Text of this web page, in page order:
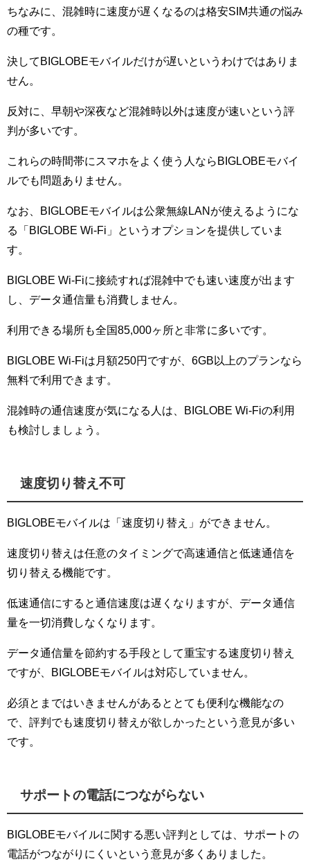
ちなみに、混雑時に速度が遅くなるのは格安SIM共通の悩み
の種です。
決してBIGLOBEモバイルだけが遅いというわけではありま
せん。
反対に、早朝や深夜など混雑時以外は速度が速いという評
判が多いです。
これらの時間帯にスマホをよく使う人ならBIGLOBEモバイ
ルでも問題ありません。
なお、BIGLOBEモバイルは公衆無線LANが使えるようにな
る「BIGLOBE Wi-Fi」というオプションを提供していま
す。
BIGLOBE Wi-Fiに接続すれば混雑中でも速い速度が出ます
し、データ通信量も消費しません。
利用できる場所も全国85,000ヶ所と非常に多いです。
BIGLOBE Wi-Fiは月額250円ですが、6GB以上のプランなら
無料で利用できます。
混雑時の通信速度が気になる人は、BIGLOBE Wi-Fiの利用
も検討しましょう。
速度切り替え不可
BIGLOBEモバイルは「速度切り替え」ができません。
速度切り替えは任意のタイミングで高速通信と低速通信を
切り替える機能です。
低速通信にすると通信速度は遅くなりますが、データ通信
量を一切消費しなくなります。
データ通信量を節約する手段として重宝する速度切り替え
ですが、BIGLOBEモバイルは対応していません。
必須とまではいきませんがあるととても便利な機能なの
で、評判でも速度切り替えが欲しかったという意見が多い
です。
サポートの電話につながらない
BIGLOBEモバイルに関する悪い評判としては、サポートの
電話がつながりにくいという意見が多くありました。